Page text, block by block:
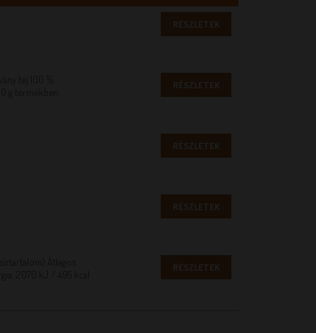
RÉSZLETEK
RÉSZLETEK
RÉSZLETEK
RÉSZLETEK
RÉSZLETEK